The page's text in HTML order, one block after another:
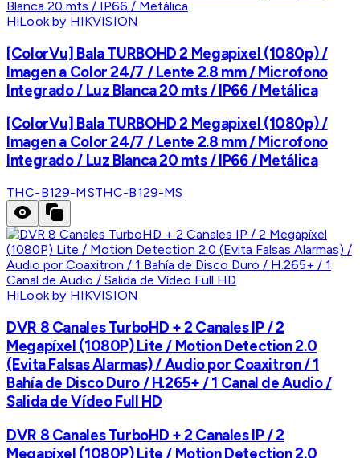
HiLook by HIKVISION
[ColorVu] Bala TURBOHD 2 Megapixel (1080p) /
Imagen a Color 24/7 / Lente 2.8 mm / Microfono
Integrado / Luz Blanca 20 mts / IP66 / Metálica
[ColorVu] Bala TURBOHD 2 Megapixel (1080p) /
Imagen a Color 24/7 / Lente 2.8 mm / Microfono
Integrado / Luz Blanca 20 mts / IP66 / Metálica
THC-B129-MSTHC-B129-MS
HiLook by HIKVISION
DVR 8 Canales TurboHD + 2 Canales IP / 2
Megapíxel (1080P) Lite / Motion Detection 2.0
(Evita Falsas Alarmas) / Audio por Coaxitron / 1
Bahía de Disco Duro / H.265+ / 1 Canal de Audio /
Salida de Vídeo Full HD
DVR 8 Canales TurboHD + 2 Canales IP / 2
Megapíxel (1080P) Lite / Motion Detection 2.0